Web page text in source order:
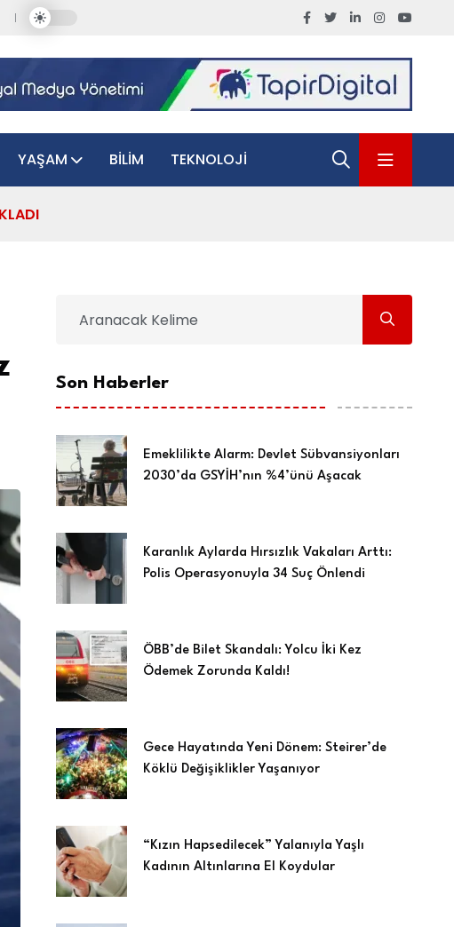
YAŞAM BILIM TEKNOLOJI
Son Haberler
Emeklilikte Alarm: Devlet Sübvansiyonları
2030’da GSYİH’nın %4’ünü Aşacak
Karanlık Aylarda Hırsızlık Vakaları Arttı:
Polis Operasyonuyla 34 Suç Önlendi
ÖBB’de Bilet Skandalı: Yolcu İki Kez
Ödemek Zorunda Kaldı!
Gece Hayatında Yeni Dönem: Steirer’de
Köklü Değişiklikler Yaşanıyor
“Kızın Hapsedilecek” Yalanıyla Yaşlı
Kadının Altınlarına El Koydular